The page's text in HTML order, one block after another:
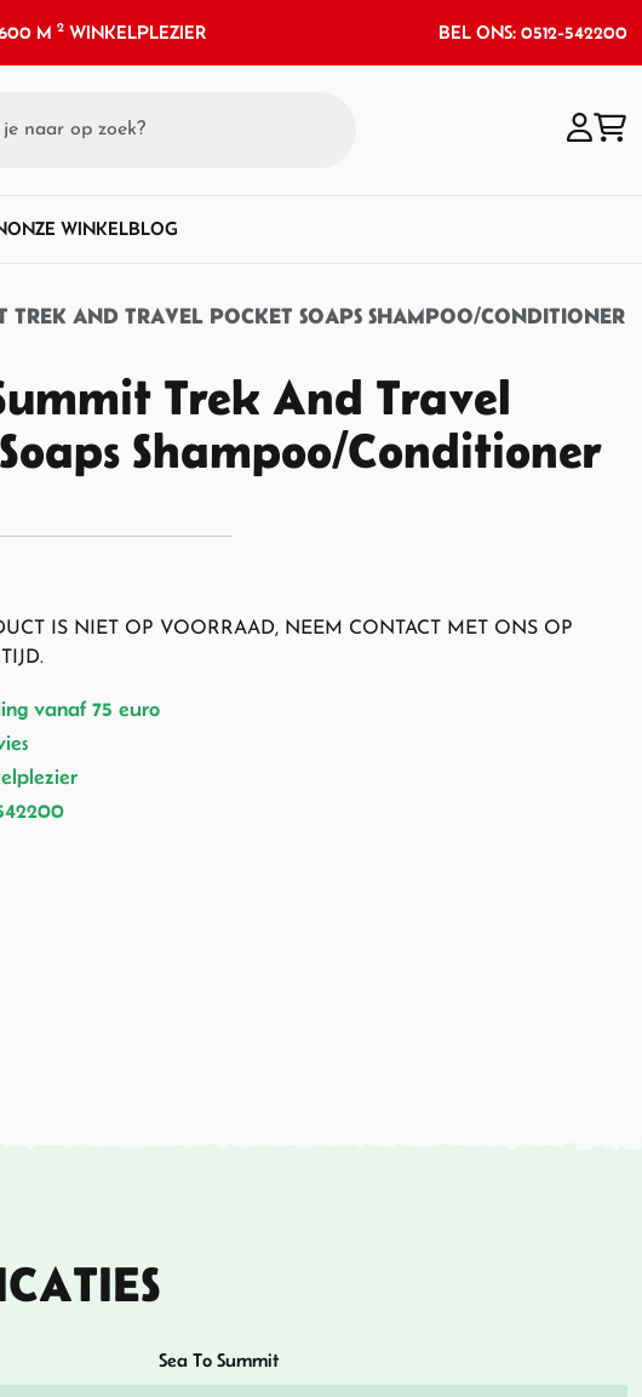
M2 WINKELPLEZIER BEL ONS: 0512-542200
ONZE WINKELBLOG
TREK AND TRAVEL POCKET SOAPS SHAMPOO/CONDITIONER
Trek And Travel
Shampoo/Conditioner
IS NIET OP VOORRAAD, NEEM CONTACT MET ONS OP
vanaf 75 euro
Sea To Summit